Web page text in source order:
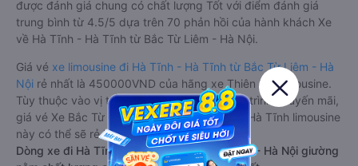
được đánh giá chung có chất lượng Tốt với điểm đánh giá
trung bình từ 4.5/5 dựa trên 70 phản hồi của hành khách Xe
về Hà Tĩnh - Hà Tĩnh từ Bắc Từ Liêm - Hà Nội.
Giá vé xe limousine đi Hà Tĩnh - Hà Tĩnh từ Bắc Từ Liêm - Hà
Nội rẻ nhất là 450000VND của hãng xe Thiên Hà Limousine.
Tùy thuộc vào vị trí ngồi của bạn và chương trình khuyến mãi,
giá vé Xe Bắc Từ Liêm - Hà Nội đi Hà Tĩnh - Hà Tĩnh limousine
này có thể sẽ rẻ hơn
Dòng xe đi Hà Tĩnh - Hà Tĩnh từ Bắc Từ Liêm - Hà Nội giường